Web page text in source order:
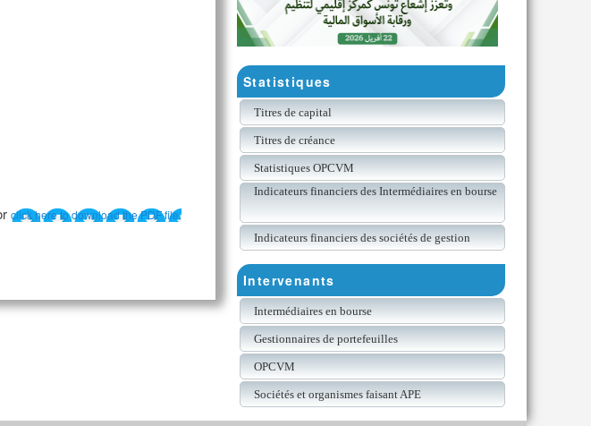
click here to download the PDF file.
Statistiques
Titres de capital
Titres de créance
Statistiques OPCVM
Indicateurs financiers des Intermédiaires en bourse
Indicateurs financiers des sociétés de gestion
Intervenants
Intermédiaires en bourse
Gestionnaires de portefeuilles
OPCVM
Sociétés et organismes faisant APE